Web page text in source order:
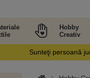
Hobby
Creativ
Sunteţi persoană